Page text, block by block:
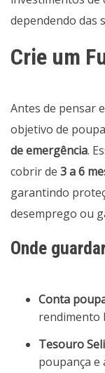
dependendo das
Crie um
Antes de pensar
objetivo de
de emergência.
cobrir de 3 a 6
garantindo
desemprego ou
Onde
Conta
rendimento
Tesouro
poupança e